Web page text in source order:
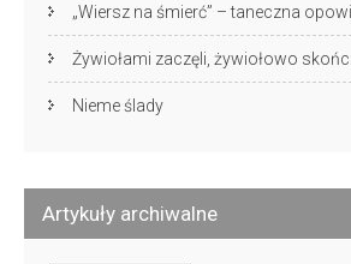
„Wiersz na śmierć” – taneczna
Żywiołami zaczęli, żywiołowo
Nieme ślady
Artykuły archiwalne